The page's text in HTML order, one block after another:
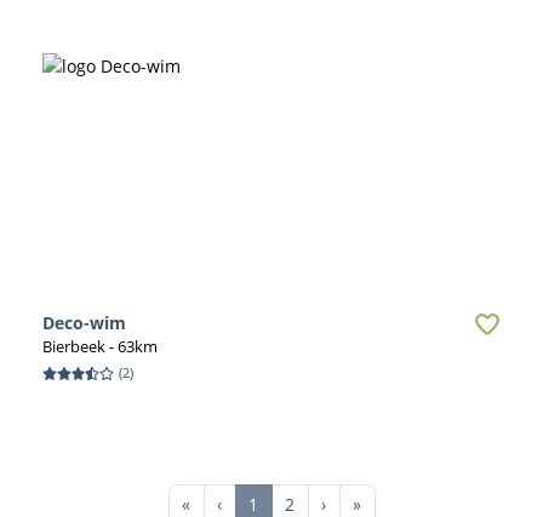
Deco-wim
Bierbeek- 63km
(2)
«First‹Previous
1 2 ›Next
»Last